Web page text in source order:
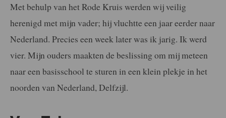
Met behulp van het Rode Kruis werden wij veilig
herenigd met mijn vader; hij vluchtte een jaar eerder naar
Nederland. Precies een week later was ik jarig. Ik werd
vier. Mijn ouders maakten de beslissing om mij meteen
naar een basisschool te sturen in een klein plekje in het
noorden van Nederland, Delfzijl.